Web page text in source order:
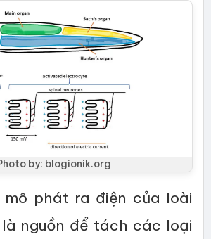
by: blogionik.org
phát ra điện của loài
nguồn để tách các loại